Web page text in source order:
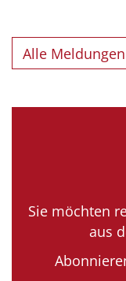
Alle Meldungen
Sie möchten
aus